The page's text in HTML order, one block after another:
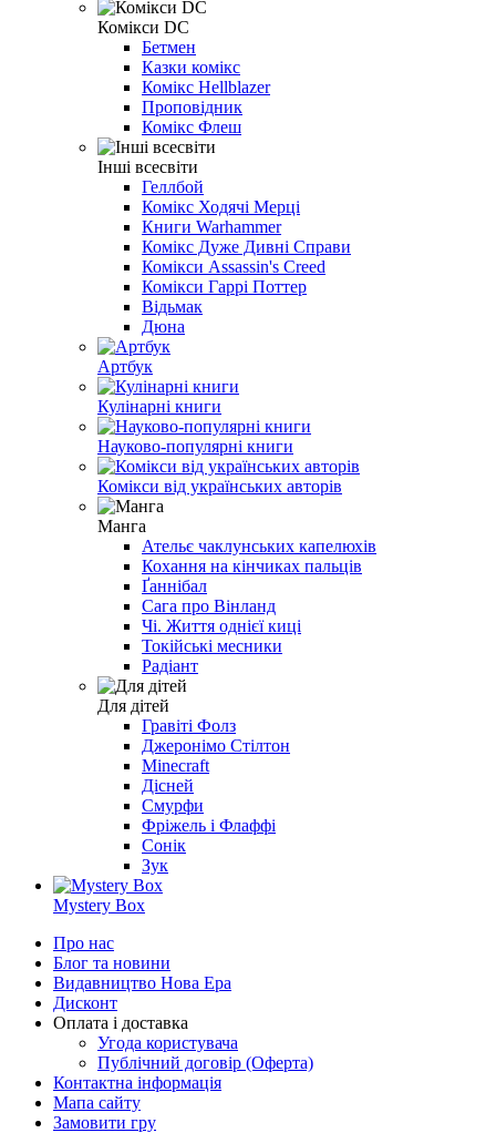
Комікси DC
Бетмен
Казки комікс
Комікс Hellblazer
Проповідник
Комікс Флеш
Інші всесвіти
Геллбой
Комікс Ходячі Мерці
Книги Warhammer
Комікс Дуже Дивні Справи
Комікси Assassin's Creed
Комікси Гаррі Поттер
Відьмак
Дюна
Артбук
Кулінарні книги
Науково-популярні книги
Комікси від українських авторів
Манга
Ательє чаклунських капелюхів
Кохання на кінчиках пальців
Ґаннібал
Сага про Вінланд
Чі. Життя однієї киці
Токійські месники
Радіант
Для дітей
Гравіті Фолз
Джеронімо Стілтон
Minecraft
Дісней
Смурфи
Фріжель і Флаффі
Сонік
Зук
Mystery Box
Про нас
Блог та новини
Видавництво Нова Ера
Дисконт
Оплата і доставка
Угода користувача
Публічний договір (Оферта)
Контактна інформація
Мапа сайту
Замовити гру